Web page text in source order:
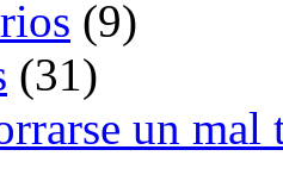
(9)
(31)
un mal